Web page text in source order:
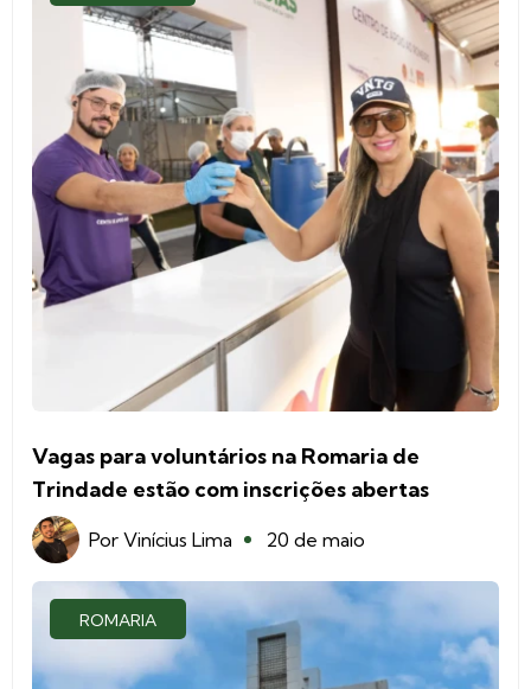
Vagas para voluntários na Romaria de
Trindade estão com inscrições abertas
Por Vinícius Lima 20 de maio
ROMARIA